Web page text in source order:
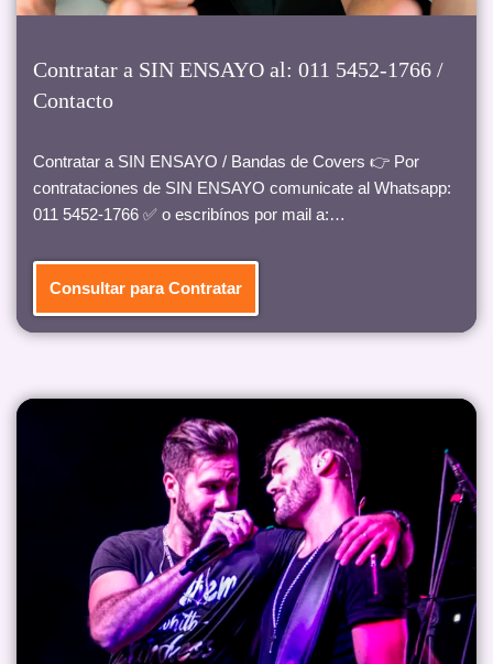
Contratar a SIN ENSAYO al: 011 5452-1766 /
Contacto
Contratar a SIN ENSAYO / Bandas de Covers 👉 Por
contrataciones de SIN ENSAYO comunicate al Whatsapp:
011 5452-1766 ✅ o escribínos por mail a:…
Consultar para Contratar